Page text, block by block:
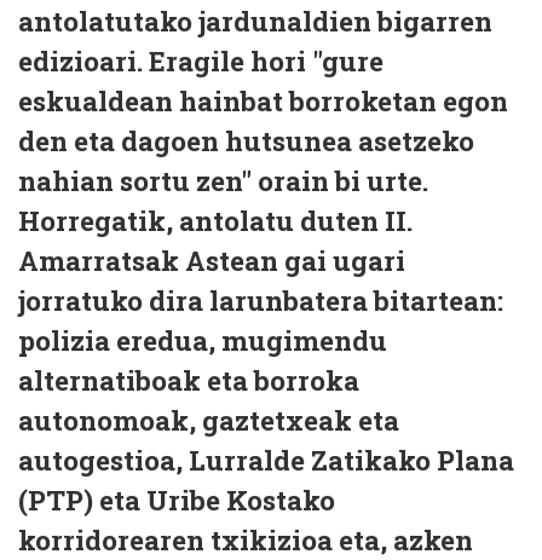
antolatutako jardunaldien bigarren
edizioari. Eragile hori "gure
eskualdean hainbat borroketan egon
den eta dagoen hutsunea asetzeko
nahian sortu zen" orain bi urte.
Horregatik, antolatu duten II.
Amarratsak Astean gai ugari
jorratuko dira larunbatera bitartean:
polizia eredua, mugimendu
alternatiboak eta borroka
autonomoak, gaztetxeak eta
autogestioa, Lurralde Zatikako Plana
(PTP) eta Uribe Kostako
korridorearen txikizioa eta, azken